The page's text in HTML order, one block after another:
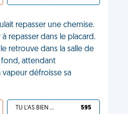
repasser une chemise.
repasser dans le placard.
retrouve dans la salle de
fond, attendant
défroisse sa
TU L'AS BIEN MÉRITÉ 595